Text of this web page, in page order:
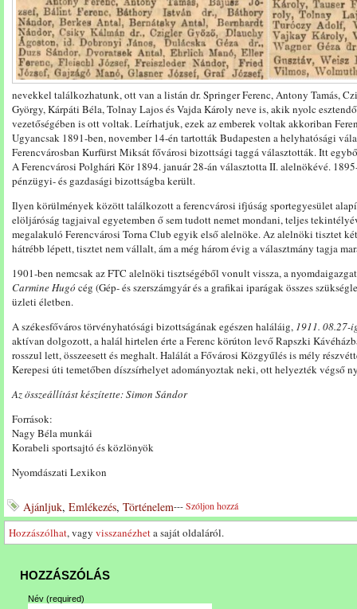
nevekkel találkozhatunk, ott van a listán dr. Springer Ferenc, Antony Tamás,
György, Kárpáti Béla, Tolnay Lajos és Vajda Károly neve is, akik nyolc
vezetőségében is ott voltak. Leírhatjuk, ezek az emberek voltak akkoriban
Ugyancsak 1891-ben, november 14-én tartották Budapesten a helyhatósági
Ferencvárosban Kurfürst Miksát fővárosi bizottsági taggá választották. Itt
A Ferencvárosi Polghári Kör 1894. január 28-án választotta II. alelnökévé.
pénzügyi- és gazdasági bizottságba került.
Ilyen körülmények között találkozott a ferencvárosi ifjúság sportegyesület
elöljáróság tagjaival egyetemben ő sem tudott nemet mondani, teljes
megalakuló Ferencvárosi Torna Club egyik első alelnöke. Az alelnöki tisztet
hátrébb lépett, tisztet nem vállalt, ám a még három évig a választmány tagja
1901-ben nemcsak az FTC alelnöki tisztségéből vonult vissza, a
Carmine Hugó cég (Gép- és szerszámgyár és a grafikai iparágak összes
üzleti életben.
A székesfőváros törvényhatósági bizottságának egészen haláláig, 1911. 08.27-
aktívan dolgozott, a halál hirtelen érte a Ferenc körúton levő Rapszki
rosszul lett, összeesett és meghalt. Halálát a Fővárosi Közgyűlés is mély
Kerepesi úti temetőben díszsírhelyet adományoztak neki, ott helyezték végső
Az összeállítást készítette: Simon Sándor
Források:
Nagy Béla munkái
Korabeli sportsajtó és közlönyök
Nyomdászati Lexikon
Ajánljuk, Emlékezés, Történelem---Szóljon hozzá
Hozzászólhat, vagy visszanézheta saját oldaláról.
HOZZÁSZÓLÁS
Név (required)